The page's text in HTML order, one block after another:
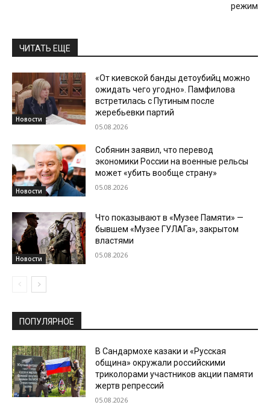
режим
ЧИТАТЬ ЕЩЕ
Новости
«От киевской банды детоубийц можно
ожидать чего угодно». Памфилова
встретилась с Путиным после
жеребьевки партий
05.08.2026
Новости
Собянин заявил, что перевод
экономики России на военные рельсы
может «убить вообще страну»
05.08.2026
Новости
Что показывают в «Музее Памяти» —
бывшем «Музее ГУЛАГа», закрытом
властями
05.08.2026
ПОПУЛЯРНОЕ
В Сандармохе казаки и «Русская
община» окружали российскими
триколорами участников акции памяти
жертв репрессий
05.08.2026